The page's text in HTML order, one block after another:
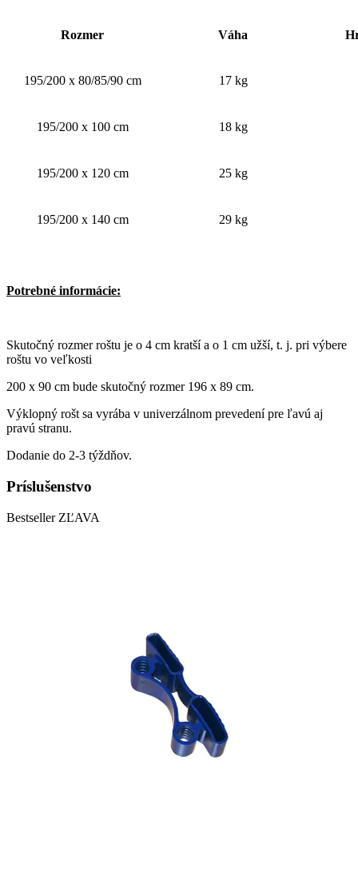
Rozmer Váha
195/200 x 80/85/90 cm 17 kg
195/200 x 100 cm 18 kg
195/200 x 120 cm 25 kg
195/200 x 140 cm 29 kg
Potrebné informácie:
Skutočný rozmer roštu je o 4 cm kratší a o 1 cm užší, t. j. pri výbere
roštu vo veľkosti
200 x 90 cm bude skutočný rozmer 196 x 89 cm.
Výklopný rošt sa vyrába v univerzálnom prevedení pre ľavú aj
pravú stranu.
Dodanie do 2-3 týždňov.
Príslušenstvo
Bestseller ZĽAVA